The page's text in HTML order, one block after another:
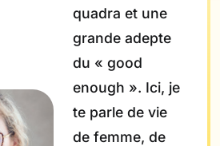
quadra et une
grande adepte
du « good
enough ». Ici, je
te parle de vie
de femme, de